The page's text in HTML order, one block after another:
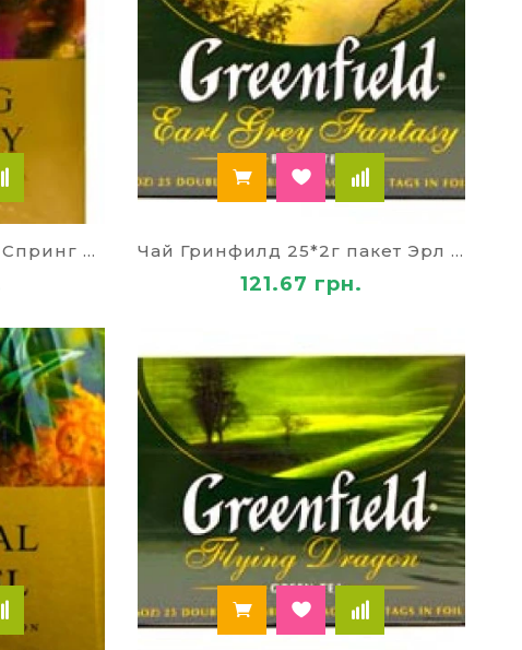
Чай Гринфилд 25*1,5 г Спринг Мелоди Чай Гринфилд 25*2г пакет Эрл Грей Фэнтази
121.67 грн.